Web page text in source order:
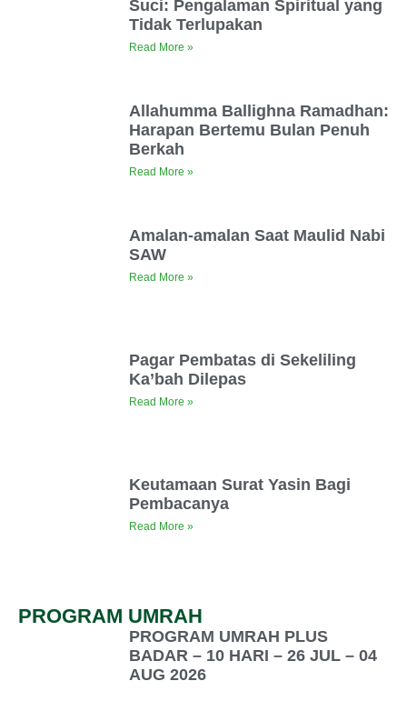
Suci: Pengalaman Spiritual yang
Tidak Terlupakan
Read More »
Allahumma Ballighna Ramadhan:
Harapan Bertemu Bulan Penuh
Berkah
Read More »
Amalan-amalan Saat Maulid Nabi
SAW
Read More »
Pagar Pembatas di Sekeliling
Ka’bah Dilepas
Read More »
Keutamaan Surat Yasin Bagi
Pembacanya
Read More »
PROGRAM UMRAH
PROGRAM UMRAH PLUS
BADAR – 10 HARI – 26 JUL – 04
AUG 2026